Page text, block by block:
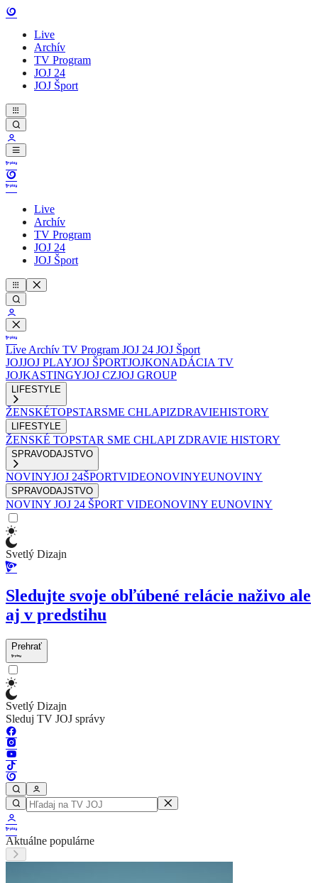
Live
Archív
TV Program
JOJ 24
JOJ Šport
Live
Archív
TV Program
JOJ 24
JOJ Šport
Live Archív TV Program JOJ 24 JOJ Šport
JOJJOJ PLAYJOJ ŠPORTJOJKONADÁCIA TV
JOJKASTINGYJOJ CZJOJ GROUP
LIFESTYLE
ŽENSKÉTOPSTARSME CHLAPIZDRAVIEHISTORY
LIFESTYLE
ŽENSKÉ TOPSTAR SME CHLAPI ZDRAVIE HISTORY
SPRAVODAJSTVO
NOVINYJOJ 24ŠPORTVIDEONOVINYEUNOVINY
SPRAVODAJSTVO
NOVINY JOJ 24 ŠPORT VIDEONOVINY EUNOVINY
Svetlý Dizajn
Sledujte svoje obľúbené relácie naživo ale
aj v predstihu
Prehrať
Svetlý Dizajn
Sleduj TV JOJ správy
Aktuálne populárne